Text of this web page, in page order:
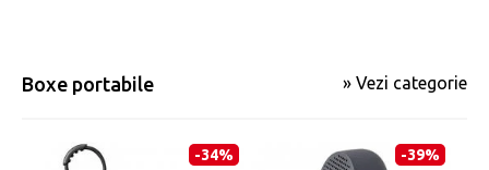
Boxe portabile » Vezi categorie
-34% -39%